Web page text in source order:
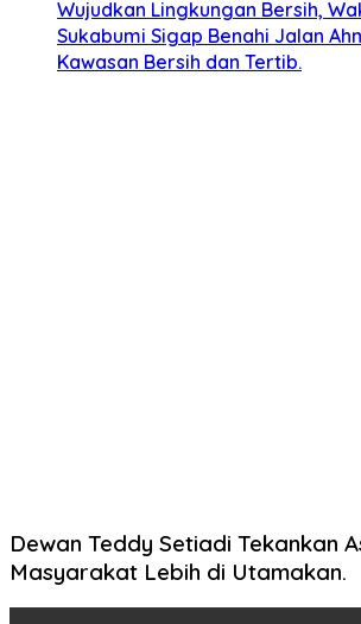
Wujudkan Lingkungan Bersih,
Sukabumi Sigap Benahi Jalan
Kawasan Bersih dan Tertib.
Dewan Teddy Setiadi Tekankan
Masyarakat Lebih di Utamakan.